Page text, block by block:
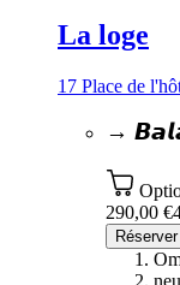
La loge
17 Place de
→
290,00 €
Réserver